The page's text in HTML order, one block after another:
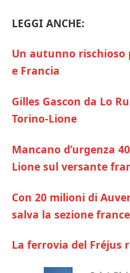
LEGGI ANCHE:
Un autunno
e Francia
Gilles Gascon da Lo
Torino-Lione
Mancano d’urgenza
Lione sul versante
Con 20 milioni di
salva la sezione
La ferrovia del Fréjus